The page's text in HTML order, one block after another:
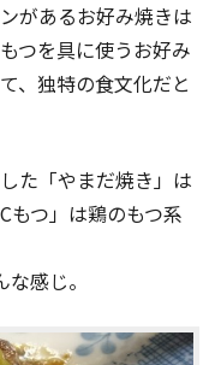
があるお好み焼きは
つを具に使うお好み
、独特の食文化だと
た「やまだ焼き」は
もつ」は鶏のもつ系
感じ。